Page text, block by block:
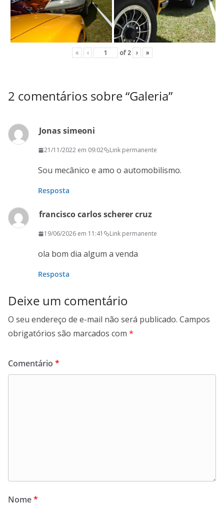
« ‹ of 2 › »
2 comentários sobre “Galeria”
Jonas simeoni
21/11/2022 em 09:02 Link permanente
Sou mecânico e amo o automobilismo.
Resposta
francisco carlos scherer cruz
19/06/2026 em 11:41 Link permanente
ola bom dia algum a venda
Resposta
Deixe um comentário
O seu endereço de e-mail não será publicado. Campos
obrigatórios são marcados com *
Comentário *
Nome*